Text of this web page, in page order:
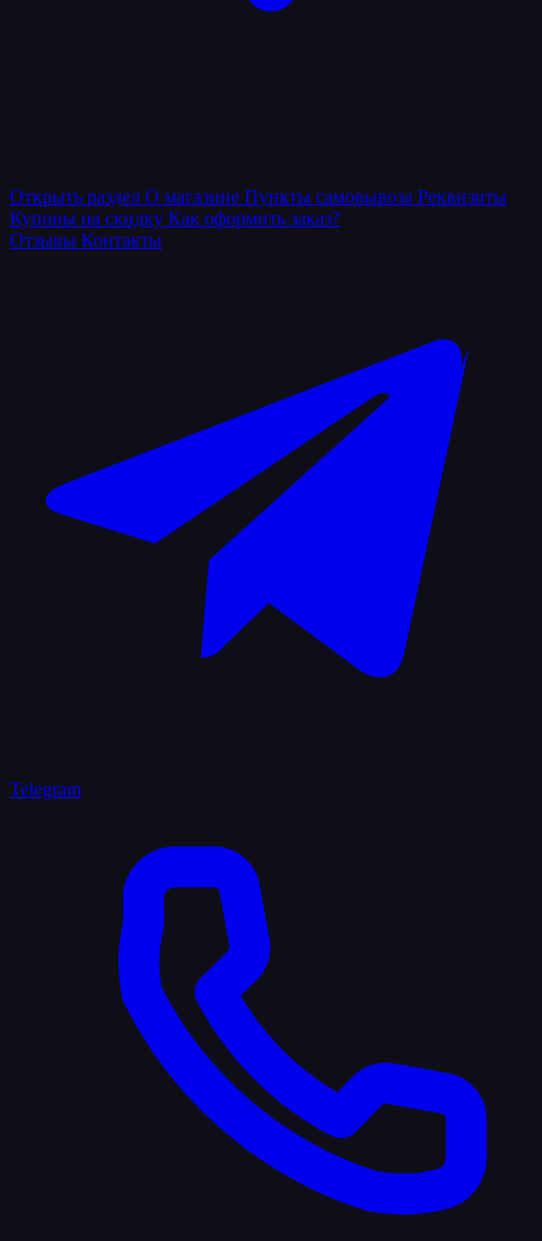
Открыть раздел О магазине Пункты самовывоза Реквизиты
Купоны на скидку Как оформить заказ?
Отзывы Контакты
Telegram